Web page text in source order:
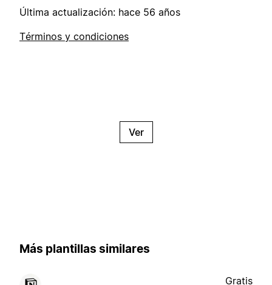
Última actualización: hace 56 años
Términos y condiciones
Ver
Más plantillas similares
Gratis